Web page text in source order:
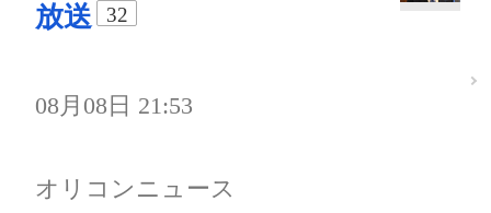
放送
32
08月08日 21:53
オリコンニュース